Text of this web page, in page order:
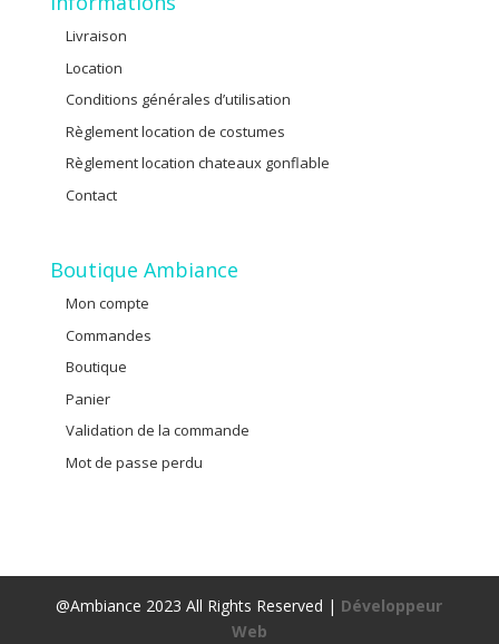
Livraison
Location
Conditions générales d’utilisation
Règlement location de costumes
Règlement location chateaux gonflable
Contact
Boutique Ambiance
Mon compte
Commandes
Boutique
Panier
Validation de la commande
Mot de passe perdu
@Ambiance 2023 All Rights Reserved | Développeur
Web